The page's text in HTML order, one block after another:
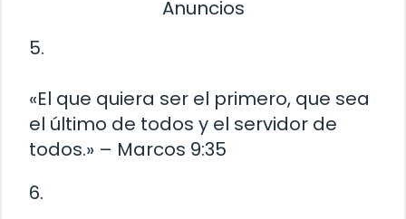
Anuncios
5.
«El que quiera ser el primero, que sea
el último de todos y el servidor de
todos.» – Marcos 9:35
6.